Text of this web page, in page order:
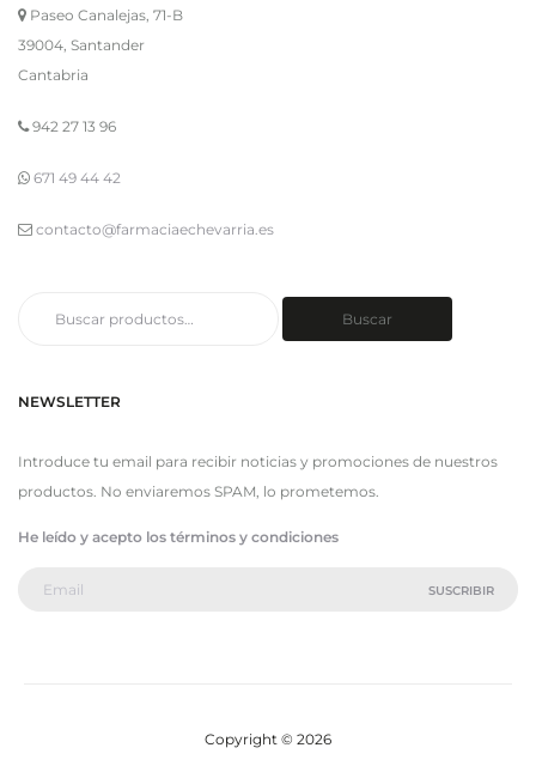
Paseo Canalejas, 71-B
39004, Santander
Cantabria
942 27 13 96
671 49 44 42
contacto@farmaciaechevarria.es
Buscar
NEWSLETTER
Introduce tu email para recibir noticias y promociones de nuestros
productos. No enviaremos SPAM, lo prometemos.
He leído y acepto los términos y condiciones
Copyright © 2026